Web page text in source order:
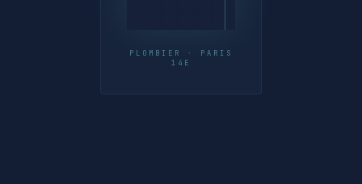
PLOMBIER · PARIS
14E